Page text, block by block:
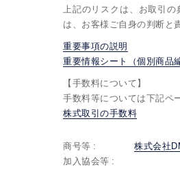
上記のリスクは、お取引
は、お客様ご自身の判断と
重要事項の説明
重要情報シート（個別商品編
【手数料について】
手数料等については下記ペ
株式取引の手数料
商号等 株式会社
加入協会等